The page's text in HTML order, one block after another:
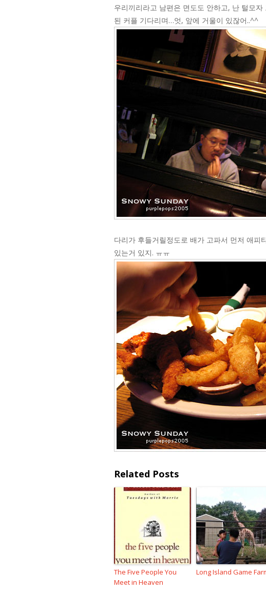
우리끼리라고 남편은 면도도 안하고, 난 털모
된 커플 기다리며…엇, 앞에 거울이 있잖어..^^
다리가 후들거릴정도로 배가 고파서 먼저 애
있는거 있지. ㅠㅠ
Related Posts
The Five People You
Meet in Heaven
Long Island Game